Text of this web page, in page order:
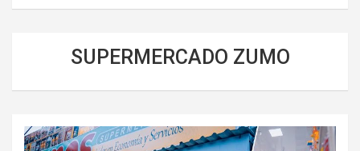
SUPERMERCADO ZUMO